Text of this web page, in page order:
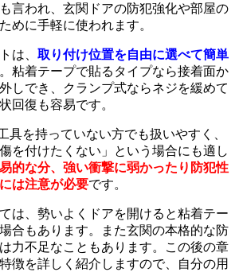
言われ、玄関ドアの防犯強化や部屋の
めに手軽に使われます。
は、 取り付け位置を自由に選べて簡単
粘着テープで貼るタイプなら接着面か
しでき、クランプ式ならネジを緩めて
回復も容易です。
具を持っていない方でも扱いやすく、
を付けたくない」という場合にも適し
的な分、強い衝撃に弱かったり防犯性
は注意が必要です。
は、勢いよくドアを開けると粘着テー
合もあります。また玄関の本格的な防
力不足なこともあります。この後の章
徴を詳しく紹介しますので、自分の用